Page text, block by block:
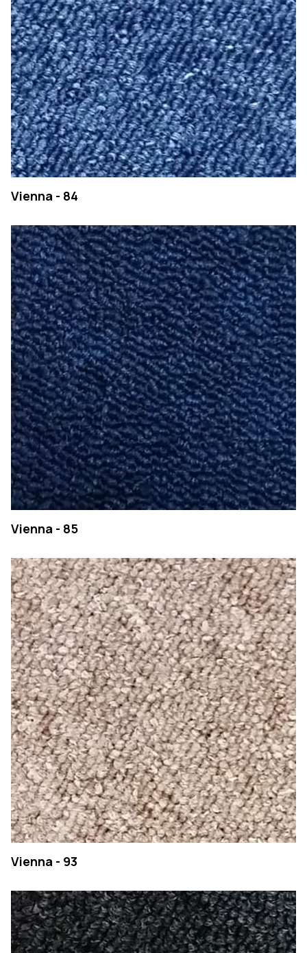
COMPANY
CONTACTS
PT
EN
SEARCH
Vienna - 84
Vienna - 85
Vienna - 93